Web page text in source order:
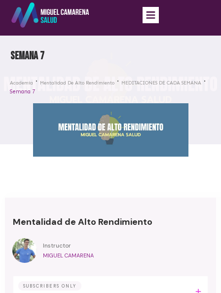
Semana 7
Academia Mentalidad De Alto Rendimiento MEDITACIONES DE CADA SEMANA
Semana 7
Mentalidad de Alto Rendimiento
Instructor
MIGUEL CAMARENA
SUBSCRIBERS ONLY